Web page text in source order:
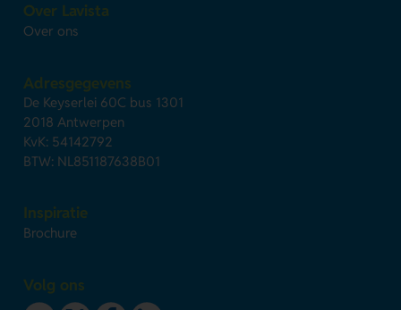
Over Lavista
Over ons
Adresgegevens
De Keyserlei 60C bus 1301
2018 Antwerpen
KvK: 54142792
BTW: NL851187638B01
Inspiratie
Brochure
Volg ons